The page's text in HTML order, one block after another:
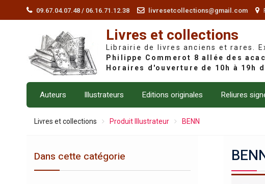
09.67.04.07.48 / 06.16.71.12.38 livresetcollections@gmail.com
Livres et collections
Librairie de livres anciens et rares.
Auteurs Illustrateurs Editions originales Reliures
Livres et collections Produit Illustrateur BENN
Dans cette catégorie